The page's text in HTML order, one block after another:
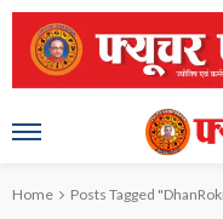
Home Posts Tagged